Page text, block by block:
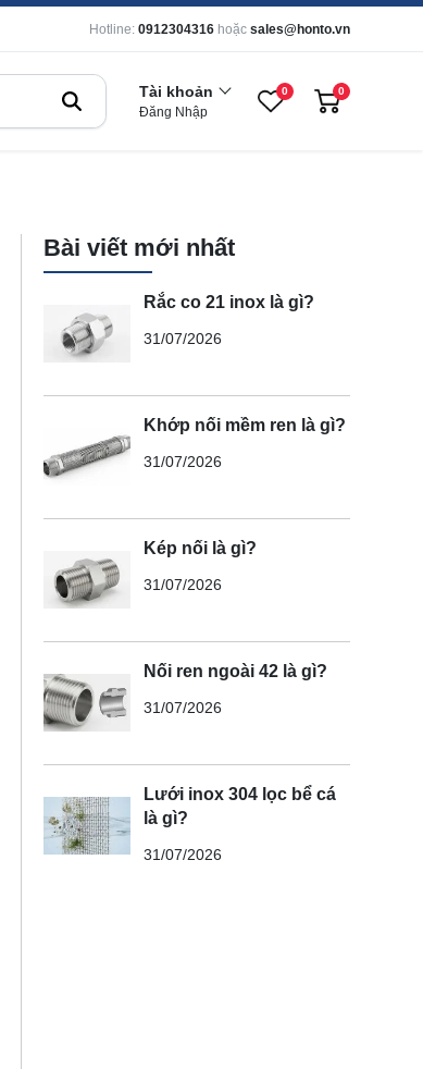
Hotline: 0912304316 hoặc sales@honto.vn
Tài khoản
Đăng Nhập
0 0
Bài viết mới nhất
Rắc co 21 inox là gì?
31/07/2026
Khớp nối mềm ren là gì?
31/07/2026
Kép nối là gì?
31/07/2026
Nối ren ngoài 42 là gì?
31/07/2026
Lưới inox 304 lọc bể cá
là gì?
31/07/2026